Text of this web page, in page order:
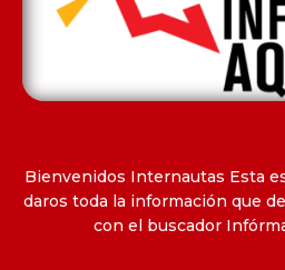
Bienvenidos Internautas Esta
daros toda la información que
con el buscador